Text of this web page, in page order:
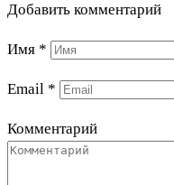
Добавить комментарий
Имя *
Email *
Комментарий